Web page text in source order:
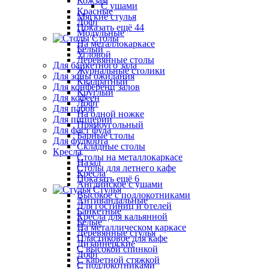
С ушами
Мягкие стулья
Показать ещё 44
Столы
Белый
Деревянные столы
Журнальные столики
Квадратный
Круглый
Лофт
На одной ножке
Прямоугольный
Барные столы
Складные столы
Столы на металлокаркасе
Столы для летнего кафе
Показать ещё 6
Стулья
Антивандальные
Банкетные
Белые
Деревянные стулья
Дизайнерские
Лофт
С подлокотниками
Красные
Лофт
Модульные
На металлокаркасе
Угловой
Для банкетного зала
Для зоны ожидания
Для конференц залов
Для кофеен
Для пабов
Для пиццерии
Для фаст фуда
Для фудкорта
Кресла
Назад
Кресла
Английское с ушами
Высокое с подлокотниками
Для гостиниц и отелей
Кресла для кальянной
На металлическом каркасе
Пластиковое для кафе
С высокой спинкой
С каретной стяжкой